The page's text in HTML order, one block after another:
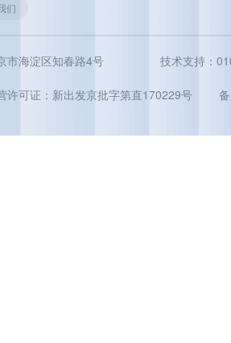
们
市海淀区知春路4号 技术支持：
许可证：新出发京批字第直170229号